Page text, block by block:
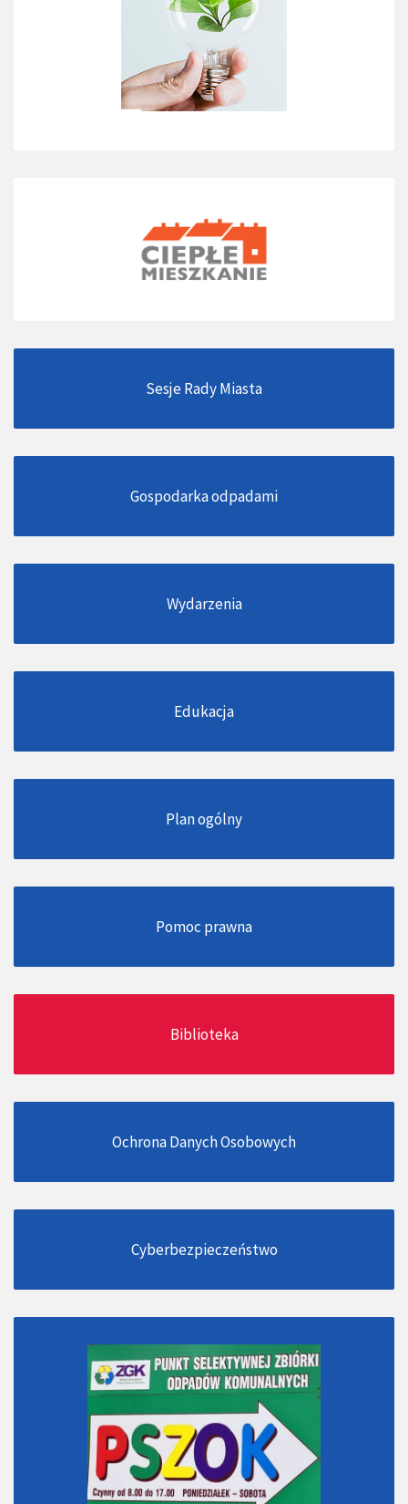
Sesje Rady Miasta
Gospodarka odpadami
Wydarzenia
Edukacja
Plan ogólny
Pomoc prawna
Biblioteka
Ochrona Danych Osobowych
Cyberbezpieczeństwo